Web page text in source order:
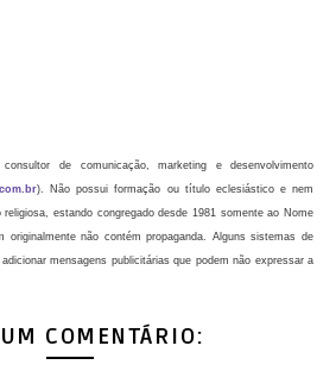
de comunicação, marketing e desenvolvimento
). Não possui formação ou título eclesiástico e nem
estando congregado desde 1981 somente ao Nome
originalmente não contém propaganda. Alguns sistemas de
mensagens publicitárias que podem não expressar a
COMENTÁRIO: